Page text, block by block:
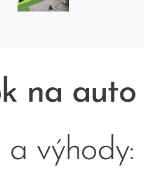
na auto
a výhody: